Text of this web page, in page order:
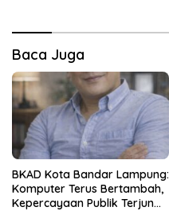
Baca Juga
BKAD Kota Bandar Lampung:
Komputer Terus Bertambah,
Kepercayaan Publik Terjun